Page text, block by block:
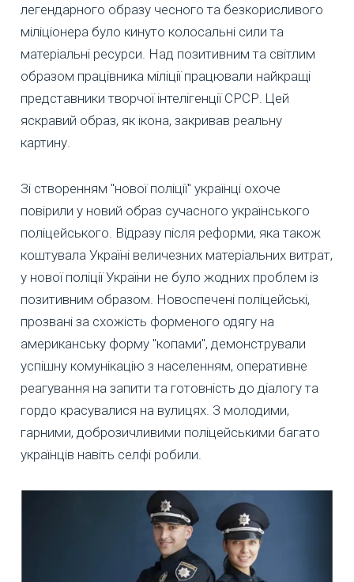
легендарного образу чесного та безкорисливого
міліціонера було кинуто колосальні сили та
матеріальні ресурси. Над позитивним та світлим
образом працівника міліції працювали найкращі
представники творчої інтелігенції СРСР. Цей
яскравий образ, як ікона, закривав реальну
картину.
Зі створенням "нової поліції" українці охоче
повірили у новий образ сучасного українського
поліцейського. Відразу після реформи, яка також
коштувала Україні величезних матеріальних витрат,
у нової поліції України не було жодних проблем із
позитивним образом. Новоспечені поліцейські,
прозвані за схожість форменого одягу на
американську форму "копами", демонстрували
успішну комунікацію з населенням, оперативне
реагування на запити та готовність до діалогу та
гордо красувалися на вулицях. З молодими,
гарними, доброзичливими поліцейськими багато
українців навіть селфі робили.